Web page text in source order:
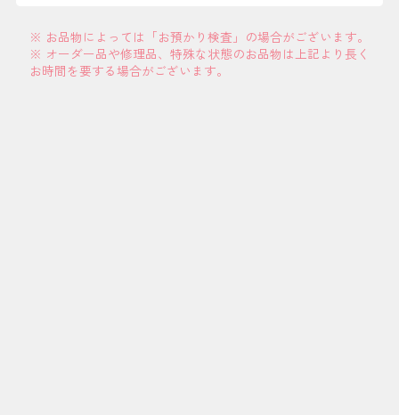
※ お品物によっては「お預かり検査」の場合がございます。
※ オーダー品や修理品、特殊な状態のお品物は上記より長く
お時間を要する場合がございます。